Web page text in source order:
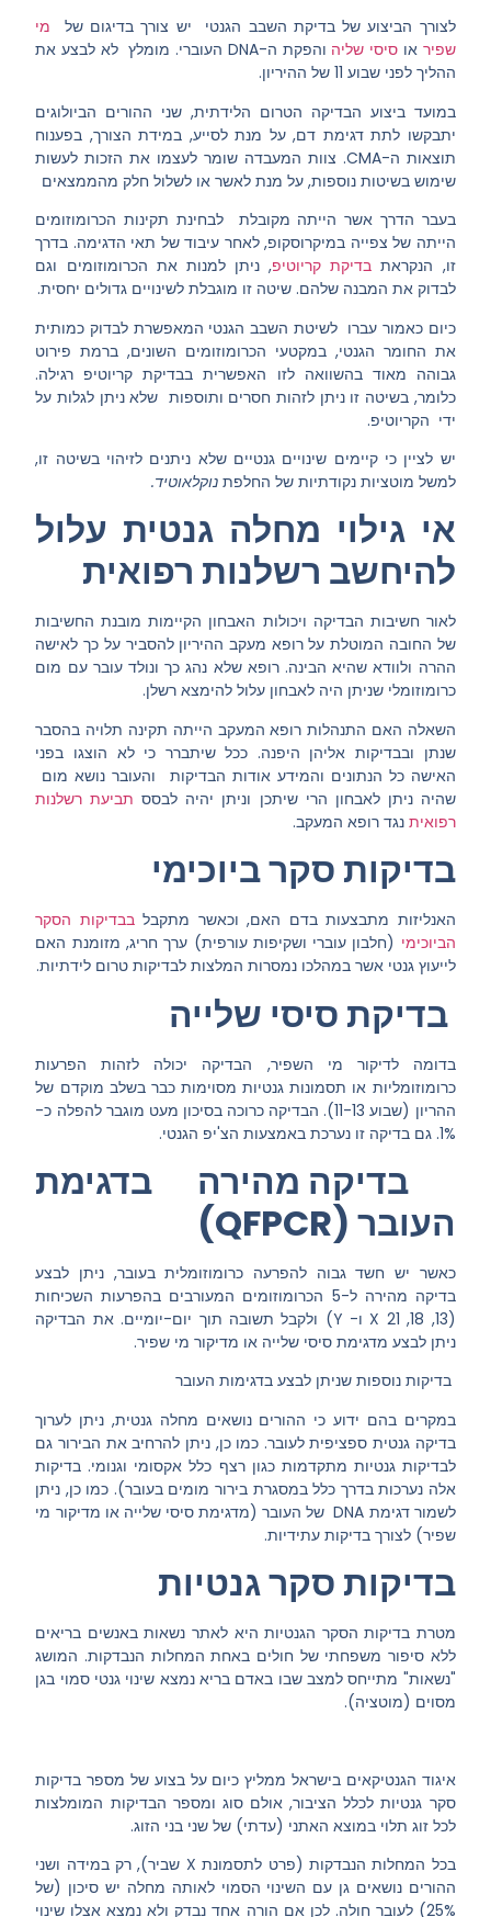
לצורך הביצוע של בדיקת השבב הגנטי יש צורך בדיגום של
מי
שפיר או סיסי שליה
והפקת ה-DNA העוברי. מומלץ לא לבצע את
ההליך לפני שבוע 11 של ההיריון.
במועד ביצוע הבדיקה הטרום הלידתית, שני ההורים הביולוגים
יתבקשו לתת דגימת דם, על מנת לסייע, במידת הצורך, בפענוח
תוצאות ה-CMA. צוות המעבדה שומר לעצמו את הזכות לעשות
שימוש בשיטות נוספות, על מנת לאשר או לשלול חלק מהממצאים
בעבר הדרך אשר הייתה מקובלת לבחינת תקינות הכרומוזומים
הייתה של צפייה במיקרוסקופ, לאחר עיבוד של תאי הדגימה. בדרך
זו, הנקראת בדיקת קריוטיפ, ניתן למנות את הכרומוזומים וגם
לבדוק את המבנה שלהם.שיטה זו מוגבלת לשינויים גדולים יחסית.
כיום כאמור עברו לשיטת השבב הגנטי המאפשרת לבדוק כמותית
את החומר הגנטי, במקטעי הכרומוזומים השונים, ברמת פירוט
גבוהה מאוד בהשוואה לזו האפשרית בבדיקת קריוטיפ רגילה.
כלומר, בשיטה זו ניתן לזהות חסרים ותוספות שלא ניתן לגלות על
ידי הקריוטיפ.
יש לציין כי קיימים שינויים גנטיים שלא ניתנים לזיהוי בשיטה זו,
למשל מוטציות נקודתיות של החלפתנוקלאוטיד.
אי גילוי מחלה גנטית עלול
להיחשב רשלנות רפואית
לאור חשיבות הבדיקה ויכולות האבחון הקיימות מובנת החשיבות
של החובה המוטלת על רופא מעקב ההיריון להסביר על כך לאישה
ההרה ולוודא שהיא הבינה. רופא שלא נהג כך ונולד עובר עם מום
כרומוזומלי שניתן היה לאבחון עלול להימצא רשלן.
השאלה האם התנהלות רופא המעקב הייתה תקינה תלויה בהסבר
שנתן ובבדיקות אליהן היפנה. ככל שיתברר כי לא הוצגו בפני
האישה כל הנתונים והמידע אודות הבדיקות והעובר נושא מום
שהיה ניתן לאבחון הרי שיתכן וניתן יהיה לבסס תביעת רשלנות
רפואית נגד רופא המעקב.
בדיקות סקר ביוכימי
האנליזות מתבצעות בדם האם, וכאשר מתקבלבבדיקות הסקר
הביוכימי (חלבון עוברי ושקיפות עורפית) ערך חריג, מזומנת האם
לייעוץ גנטי אשר במהלכו נמסרות המלצות לבדיקות טרום לידתיות.
בדיקת סיסי שלייה
בדומה לדיקור מי השפיר, הבדיקה יכולה לזהות הפרעות
כרומוזומליות או תסמונות גנטיות מסוימות כבר בשלב מוקדם של
ההריון (שבוע 11-13). הבדיקה כרוכה בסיכון מעט מוגבר להפלה כ-
1%. גם בדיקה זו נערכת באמצעות הצ'יפ הגנטי.
בדיקה מהירה בדגימת
העובר (QFPCR)
כאשר יש חשד גבוה להפרעה כרומוזומלית בעובר, ניתן לבצע
בדיקה מהירה ל-5 הכרומוזומים המעורבים בהפרעות השכיחות
(13, 18, 21 X ו- Y) ולקבל תשובה תוך יום-יומיים. את הבדיקה
ניתן לבצע מדגימת סיסי שלייה או מדיקור מי שפיר.
בדיקות נוספות שניתן לבצע בדגימות העובר
במקרים בהם ידוע כי ההורים נושאים מחלה גנטית, ניתן לערוך
בדיקה גנטית ספציפית לעובר. כמו כן, ניתן להרחיב את הבירור גם
לבדיקות גנטיות מתקדמות כגון רצף כלל אקסומי וגנומי. בדיקות
אלה נערכות בדרך כלל במסגרת בירור מומים בעובר). כמו כן, ניתן
לשמור דגימת DNA של העובר (מדגימת סיסי שלייה או מדיקור מי
שפיר) לצורך בדיקות עתידיות.
בדיקות סקר גנטיות
מטרת בדיקות הסקר הגנטיות היא לאתר נשאות באנשים בריאים
ללא סיפור משפחתי של חולים באחת המחלות הנבדקות. המושג
"נשאות" מתייחס למצב שבו באדם בריא נמצא שינוי גנטי סמוי בגן
מסוים (מוטציה).
איגוד הגנטיקאים בישראל ממליץ כיום על בצוע של מספר בדיקות
סקר גנטיות לכלל הציבור, אולם סוג ומספר הבדיקות המומלצות
לכל זוג תלוי במוצא האתני (עדתי) של שני בני הזוג.
בכל המחלות הנבדקות (פרט לתסמונת X שביר), רק במידה ושני
ההורים נושאים גן עם השינוי הסמוי לאותה מחלה יש סיכון (של
25%) לעובר חולה. לכן אם הורה אחד נבדק ולא נמצא אצלו שינוי